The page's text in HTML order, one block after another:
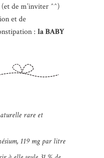
de m’inviter ^^)
et de
: la BABY
rare et
119 mg par litre